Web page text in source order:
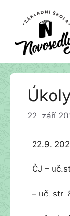
Přeskočit
22. září
22.9.
ČJ –
– uč. str.